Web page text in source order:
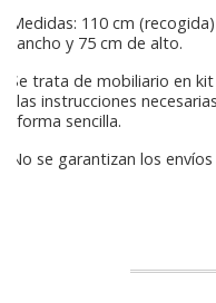
Medidas: 110 cm
ancho y 75 cm de alto.
Se trata de mobiliario en
las instrucciones
forma sencilla.
No se garantizan los